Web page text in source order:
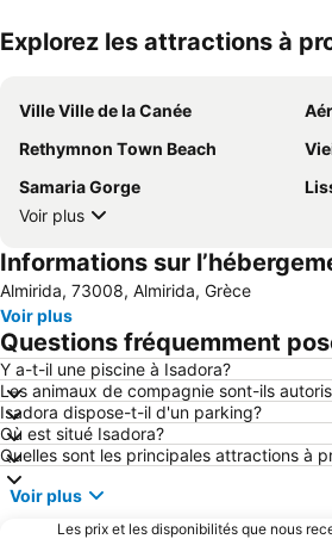
Explorez les attractions à
Ville Ville de la Canée
Rethymnon Τown Beach
Samaria Gorge
Voir plus
Informations sur
Almirida, 73008, Almirida, Grèce
Voir plus
Questions fréquemment
Y a-t-il une piscine à Isadora?
Les animaux de compagnie sont-ils
Isadora dispose-t-il d'un parking?
Où est situé Isadora?
Quelles sont les principales attractions à
Voir plus
Les prix et les disponibilités que nous